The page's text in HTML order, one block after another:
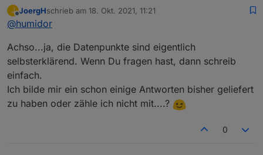
J
Offline
JoergHschrieb am 18. Okt. 2021, 11:21
zuletzt editiert von
@humidor
Achso...ja, die Datenpunkte sind eigentlich
selbsterklärend. Wenn Du fragen hast, dann schreib
einfach.
Ich bilde mir ein schon einige Antworten bisher geliefert
zu haben oder zähle ich nicht mit....?
0